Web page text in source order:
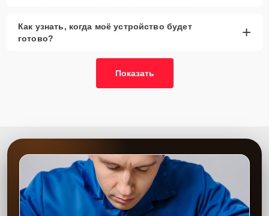
Как узнать, когда моё устройство будет
готово?
+
Показать